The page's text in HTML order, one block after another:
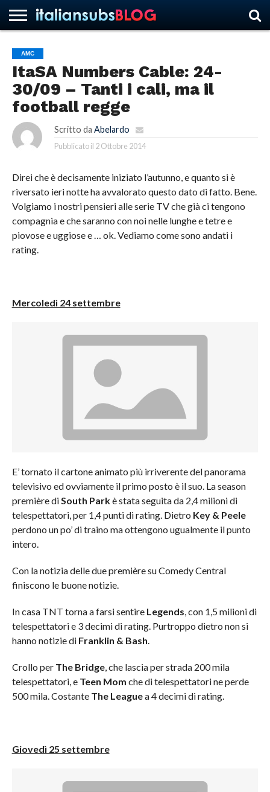
HOME
NEWS
ASCOLTI
RECENSIONI
INTERVISTE
CURIOSITÀ
CHI
SIAMO
CONTATTACI
FORUM
ITALIANSUBS
AMC
ItaSA Numbers Cable: 24-
30/09 – Tanti i cali, ma il
football regge
Scritto da Abelardo
Pubblicato il 2 Ottobre 2014
Direi che è decisamente iniziato l’autunno, e quanto si è
riversato ieri notte ha avvalorato questo dato di fatto. Bene.
Volgiamo i nostri pensieri alle serie TV che già ci tengono
compagniae che saranno con noi nelle lunghe e tetre e
piovose e uggiose e … ok. Vediamo come sono andati i
rating.
Mercoledì 24 settembre
E’ tornato il cartone animato più irriverente del panorama
televisivo ed ovviamente il primo posto è il suo. La season
première diSouth Parkè stata seguita da 2,4 milioni di
telespettatori, per 1,4 punti di rating. Dietro Key & Peele
perdono un po’ di traino ma ottengono ugualmente il punto
intero.
Con la notizia delle due première su Comedy Central
finiscono le buone notizie.
In casa TNT torna a farsi sentire Legends, con 1,5 milioni di
telespettatori e 3 decimi di rating. Purtroppo dietro non si
hanno notizie di Franklin & Bash.
Crollo per The Bridge, che lascia per strada 200 mila
telespettatori, e Teen Mom che di telespettatori ne perde
500 mila. Costante The Leaguea 4 decimi di rating.
Giovedì 25 settembre